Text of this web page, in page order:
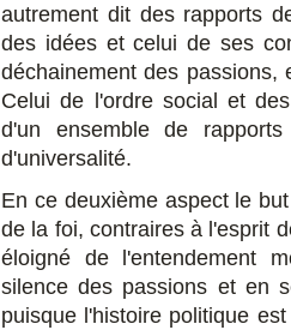
autrement dit des rapports
des idées et celui de ses
déchainement des passions,
Celui de l'ordre social et
d'un ensemble de
d'universalité.
En ce deuxième aspect le
de la foi, contraires à l'esprit
éloigné de l'entendement
silence des passions et en
puisque l'histoire politique